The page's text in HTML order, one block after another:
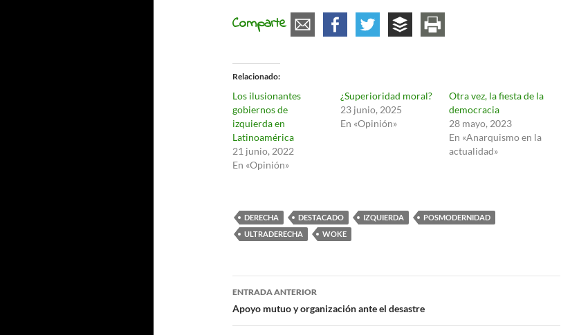
Comparte
Relacionado
Los ilusionantes
gobiernos de
izquierda en
Latinoamérica
21 junio, 2022
En «Opinión»
¿Superioridad moral?
23 junio, 2025
En «Opinión»
Otra vez, la fiesta de la
democracia
28 mayo, 2023
En «Anarquismo en la
actualidad»
DERECHA DESTACADO IZQUIERDA
POSMODERNIDAD
ULTRADERECHA
WOKE
Navegación
de
ENTRADA ANTERIOR
Apoyo mutuo y organización ante el desastre